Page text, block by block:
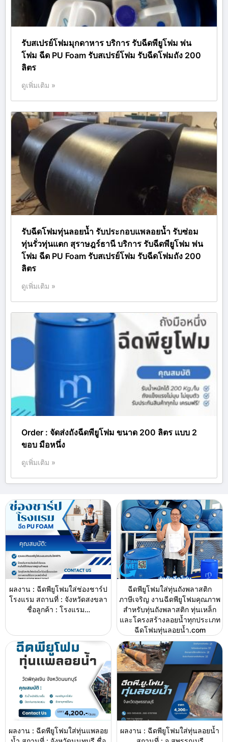
รับสเปรย์โฟมมุกดาหาร บริการ รับฉีดพียูโฟม พ่น
โฟม ฉีด PU Foam รับสเปรย์โฟม รับฉีดโฟมถัง 200
ลิตร
ดูเพิ่มเติม »
รับฉีดโฟมทุ่นลอยน้ำ รับประกอบแพลอยน้ำ รับซ่อม
ทุ่นรั่วทุ่นแตก สุราษฎร์ธานี บริการ รับฉีดพียูโฟม พ่น
โฟม ฉีด PU Foam รับสเปรย์โฟม รับฉีดโฟมถัง 200
ลิตร
ดูเพิ่มเติม »
Order : จัดส่งถังฉีดพียูโฟม ขนาด 200 ลิตร แบบ 2
ขอบ มือหนึ่ง
ดูเพิ่มเติม »
ผลงาน : ฉีดพียูโฟมใส่ช่องชาร์ป
โรงแรม สถานที่ : จังหวัดสงขลา
ชื่อลูกค้า : โรงแรม…
ฉีดพียูโฟมใส่ทุ่นถังพลาสติก
ภาษีเจริญ งานฉีดพียูโฟมคุณภาพ
สำหรับทุ่นถังพลาสติก ทุ่นเหล็ก
และโครงสร้างลอยน้ำทุกประเภท
ฉีดโฟมทุ่นลอยน้ำ.com
ผลงาน : ฉีดพียูโฟมใส่ทุ่นแพลอย
ผลงาน : ฉีดพียูโฟมใส่ทุ่นลอยน้ำ